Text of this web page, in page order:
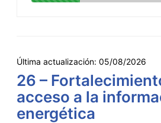
Última actualización: 05/08/2026
26 –
acceso a la
energética